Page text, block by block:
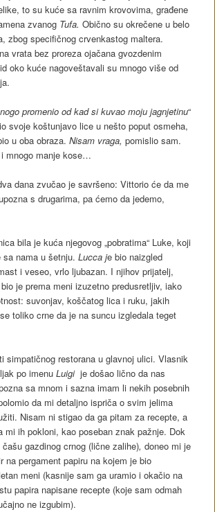
to su kuće sa ravnim krovovima, građene
zvanog Tufa. Obično su okrečene u belo
zbog specifičnog crvenkastog maltera.
vrata bez proreza ojačana gvozdenim
oko kuće nagoveštavali su mnogo više od
promenio od kad si kuvao moju jagnjetinu“
svoje koštunjavo lice u nešto poput osmeha,
u oba obraza. Nisam vraga, pomislio sam.
mnogo manje kose…
dana zvučao je savršeno: Vittorio će da me
s drugarima, pa ćemo da jedemo,
bila je kuća njegovog „pobratima“ Luke, koji
sa nama u šetnju. Lucca je bio naizgled
i veseo, vrlo ljubazan. I njihov prijatelj,
bio je prema meni izuzetno predusretljiv, iako
suvonjav, koščatog lica i ruku, jakih
toliko crne da je na suncu izgledala teget
simpatičnog restorana u glavnoj ulici. Vlasnik
po imenu Luigije došao lično da nas
sa mnom i sazna imam li nekih posebnih
da mi detaljno ispriča o svim jelima
Nisam ni stigao da ga pitam za recepte, a
mi ih pokloni, kao poseban znak pažnje. Dok
gazdinog crnog (lične zalihe), doneo mi je
na pergament papiru na kojem je bio
meni (kasnije sam ga uramio i okačio na
papira napisane recepte (koje sam odmah
ne izgubim).